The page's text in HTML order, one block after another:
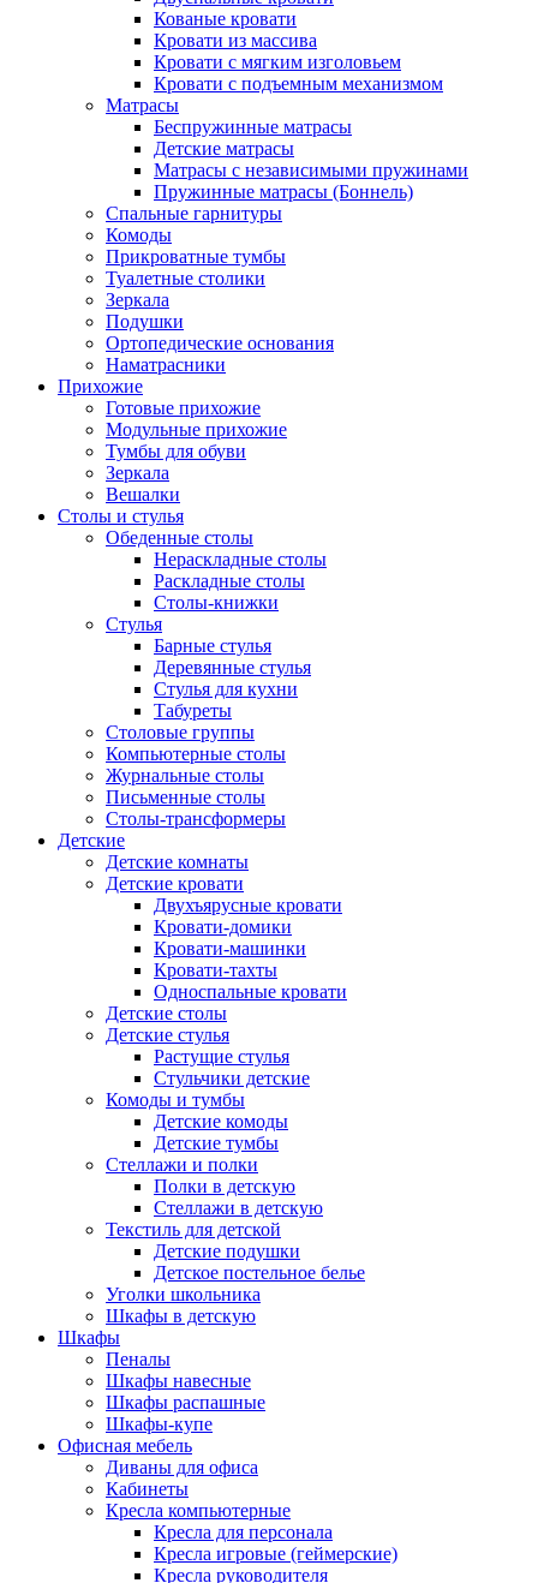
Кованые кровати
Кровати из массива
Кровати с мягким изголовьем
Кровати с подъемным механизмом
Матрасы
Беспружинные матрасы
Детские матрасы
Матрасы с независимыми пружинами
Пружинные матрасы (Боннель)
Спальные гарнитуры
Комоды
Прикроватные тумбы
Туалетные столики
Зеркала
Подушки
Ортопедические основания
Наматрасники
Прихожие
Готовые прихожие
Модульные прихожие
Тумбы для обуви
Зеркала
Вешалки
Столы и стулья
Обеденные столы
Нераскладные столы
Раскладные столы
Столы-книжки
Стулья
Барные стулья
Деревянные стулья
Стулья для кухни
Табуреты
Столовые группы
Компьютерные столы
Журнальные столы
Письменные столы
Столы-трансформеры
Детские
Детские комнаты
Детские кровати
Двухъярусные кровати
Кровати-домики
Кровати-машинки
Кровати-тахты
Односпальные кровати
Детские столы
Детские стулья
Растущие стулья
Стульчики детские
Комоды и тумбы
Детские комоды
Детские тумбы
Стеллажи и полки
Полки в детскую
Стеллажи в детскую
Текстиль для детской
Детские подушки
Детское постельное белье
Уголки школьника
Шкафы в детскую
Шкафы
Пеналы
Шкафы навесные
Шкафы распашные
Шкафы-купе
Офисная мебель
Диваны для офиса
Кабинеты
Кресла компьютерные
Кресла для персонала
Кресла игровые (геймерские)
Кресла руководителя